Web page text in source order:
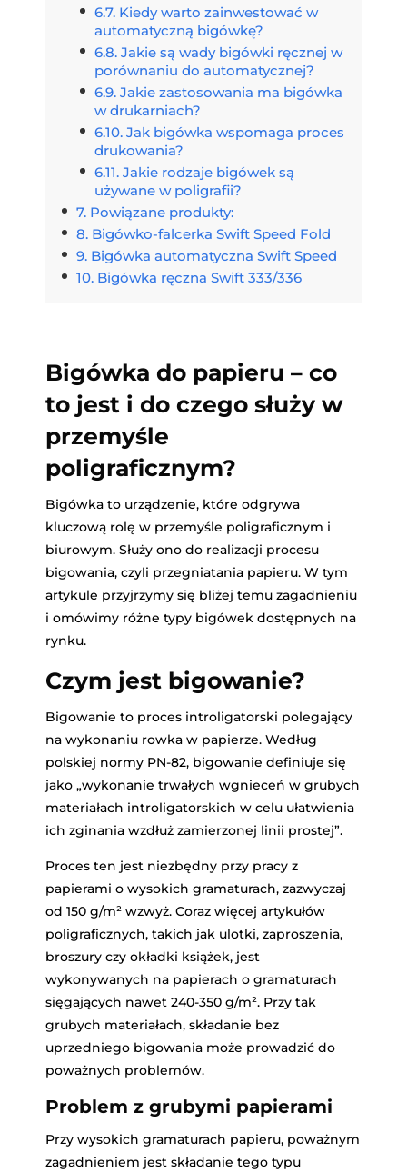
Kiedy warto zainwestować w
automatyczną bigówkę?
Jakie są wady bigówki ręcznej w
porównaniu do automatycznej?
Jakie zastosowania ma bigówka
w drukarniach?
Jak bigówka wspomaga proces
drukowania?
Jakie rodzaje bigówek są
używane w poligrafii?
Powiązane produkty:
Bigówko-falcerka Swift Speed Fold
Bigówka automatyczna Swift Speed
Bigówka ręczna Swift 333/336
Bigówka do papieru – co
to jest i do czego służy w
przemyśle
poligraficznym?
Bigówka to urządzenie, które odgrywa
kluczową rolę w przemyśle poligraficznym i
biurowym. Służy ono do realizacji procesu
bigowania, czyli przegniatania papieru. W tym
artykule przyjrzymy się bliżej temu zagadnieniu
i omówimy różne typy bigówek dostępnych na
rynku.
Czym jest bigowanie?
Bigowanie to proces introligatorski polegający
na wykonaniu rowka w papierze. Według
polskiej normy PN-82, bigowanie definiuje się
jako „wykonanie trwałych wgnieceń w grubych
materiałach introligatorskich w celu ułatwienia
ich zginania wzdłuż zamierzonej linii prostej”.
Proces ten jest niezbędny przy pracy z
papierami o wysokich gramaturach, zazwyczaj
od 150 g/m² wzwyż. Coraz więcej artykułów
poligraficznych, takich jak ulotki, zaproszenia,
broszury czy okładki książek, jest
wykonywanych na papierach o gramaturach
sięgających nawet 240-350 g/m². Przy tak
grubych materiałach, składanie bez
uprzedniego bigowania może prowadzić do
poważnych problemów.
Problem z grubymi papierami
Przy wysokich gramaturach papieru, poważnym
zagadnieniem jest składanie tego typu